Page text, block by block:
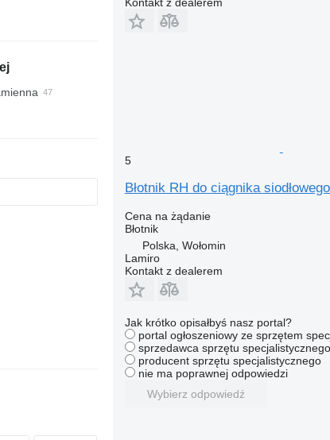
5
Błotnik RH do ciągnika
Cena na żądanie
Błotnik
Polska, Wołomin
Lamiro
Kontakt z dealerem
Jak krótko opisałbyś nasz portal?
portal ogłoszeniowy ze sprzętem
sprzedawca sprzętu specjalistycznego
producent sprzętu specjalistycznego
nie ma poprawnej odpowiedzi
Wybierz odpowiedź